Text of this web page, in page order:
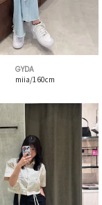
GYDA
miia/160cm